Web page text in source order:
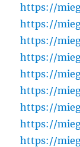
https://
https://
https://
https://
https://
https://
https://
https://
https://